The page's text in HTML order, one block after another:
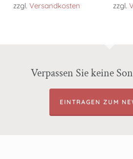
zzgl. Versandkosten
zzgl.
Verpassen Sie keine
EINTRAGEN ZUM